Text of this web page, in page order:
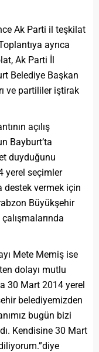
Ak Parti il teşkilat
ayrıca
Ak Parti İl
Belediye Başkan
ve partililer iştirak
açılış
Bayburt’ta
duyduğunu
yerel seçimler
destek vermek için
Büyükşehir
Mete Memiş ise
dolayı mutlu
30 Mart 2014 yerel
belediyemizden
bugün bizi
Kendisine 30 Mart